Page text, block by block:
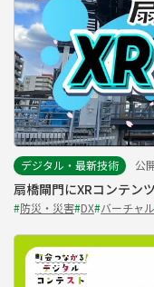
デジタル・最新技術
公
扇橋閘門にXRコンテン
#防災・災害#DX#バーチャル